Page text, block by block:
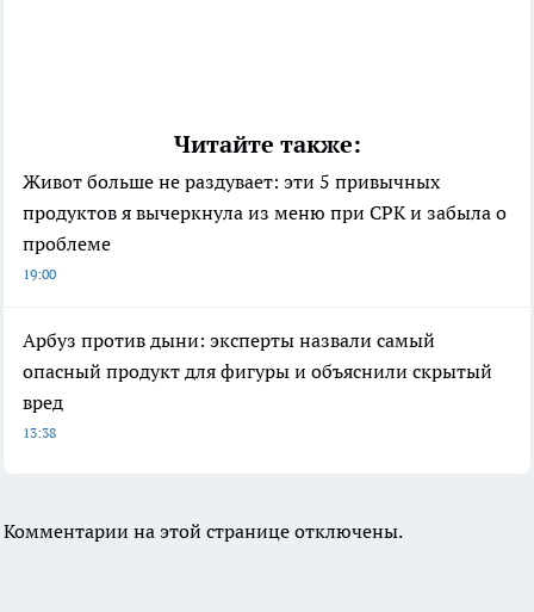
Читайте также:
Живот больше не раздувает: эти 5 привычных
продуктов я вычеркнула из меню при СРК и забыла о
проблеме
19:00
Арбуз против дыни: эксперты назвали самый
опасный продукт для фигуры и объяснили скрытый
вред
13:38
Комментарии на этой странице отключены.